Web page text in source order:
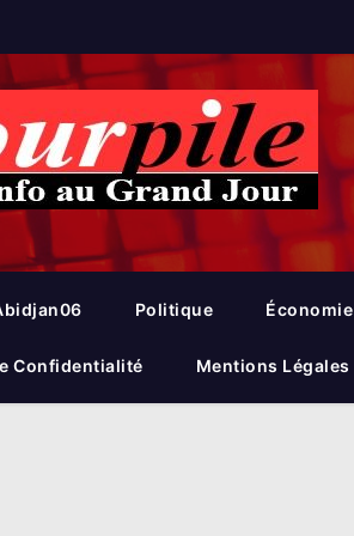
Politique Économie
Confidentialité Mentions Légales